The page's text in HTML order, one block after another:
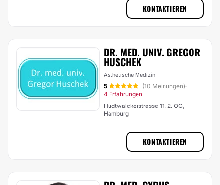
KONTAKTIEREN
DR. MED. UNIV. GREGOR
HUSCHEK
Ästhetische Medizin
5 (10 Meinungen)·
4 Erfahrungen
Hudtwalckerstrasse 11, 2. OG,
Hamburg
KONTAKTIEREN